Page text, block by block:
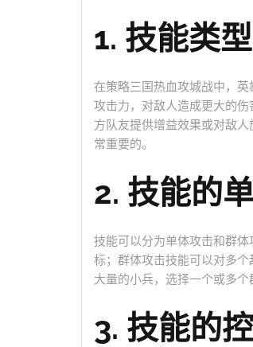
1. 技能类
在策略三国热血攻城战中，
攻击力，对敌人造成更大的
方队友提供增益效果或对敌
常重要的。
2. 技能的
技能可以分为单体攻击和群
标；群体攻击技能可以对多
大量的小兵，选择一个或多个
3. 技能的